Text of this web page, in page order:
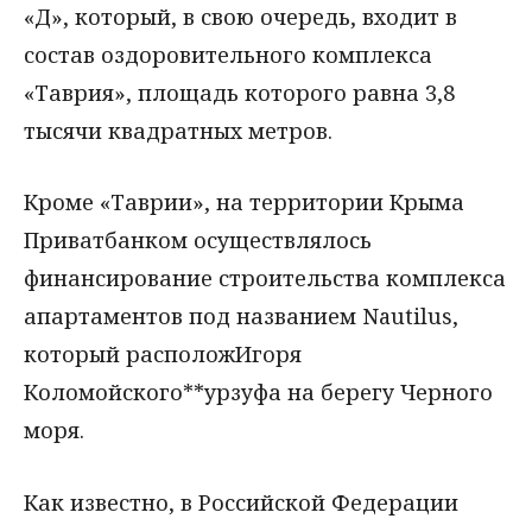
«Д», который, в свою очередь, входит в
состав оздоровительного комплекса
«Таврия», площадь которого равна 3,8
тысячи квадратных метров.
Кроме «Таврии», на территории Крыма
Приватбанком осуществлялось
финансирование строительства комплекса
апартаментов под названием Nautilus,
который расположИгоря
Коломойского**урзуфа на берегу Черного
моря.
Как известно, в Российской Федерации